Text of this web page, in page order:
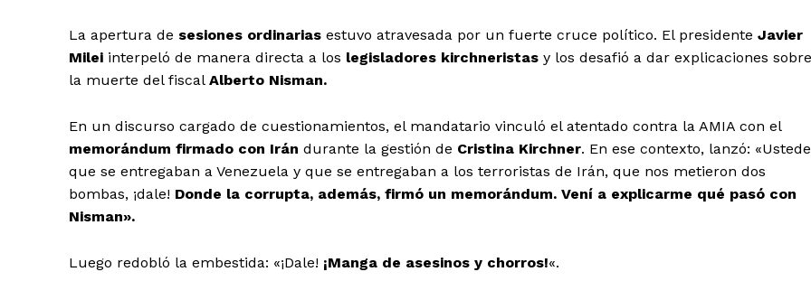
La apertura de sesiones ordinarias estuvo atravesada por un fuerte cruce político. El presidente Javier
Milei interpeló de manera directa a los legisladores kirchneristas y los desafió a dar explicaciones sobre
la muerte del fiscal Alberto Nisman.
En un discurso cargado de cuestionamientos, el mandatario vinculó el atentado contra la AMIA con el
memorándum firmado con Irán durante la gestión de Cristina Kirchner. En ese contexto, lanzó:
que se entregaban a Venezuela y que se entregaban a los terroristas de Irán, que nos metieron dos
bombas, ¡dale! Donde la corrupta, además, firmó un memorándum. Vení a explicarme qué pasó con
Nisman».
Luego redobló la embestida: «¡Dale! ¡Manga de asesinos y chorros!«.